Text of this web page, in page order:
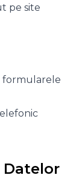
pe site
formularele